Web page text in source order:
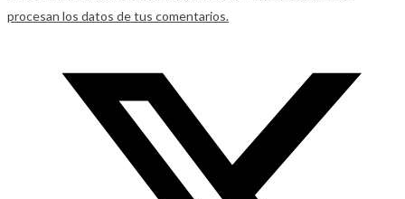
procesan los datos de tus comentarios.